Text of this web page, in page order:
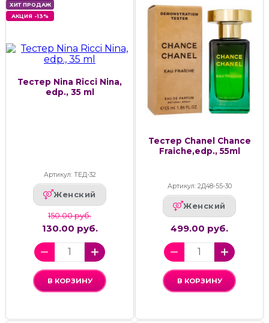
ХИТ ПРОДАЖ
АКЦИЯ -13%
Тестер Nina Ricci Nina,
edp., 35 ml
Артикул: ТЕД-32
Женский
150.00 руб.
130.00 руб.
В КОРЗИНУ
Тестер Chanel Chance
Fraiche,edp., 55ml
Артикул: 2Д48-55-30
Женский
499.00 руб.
В КОРЗИНУ